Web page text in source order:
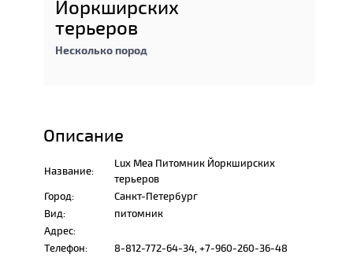
Йоркширских
терьеров
Несколько пород
Описание
Название:
Lux Mea Питомник Йоркширских
терьеров
Город:
Санкт-Петербург
Вид:
питомник
Адрес:
Телефон:
8-812-772-64-34, +7-960-260-36-48